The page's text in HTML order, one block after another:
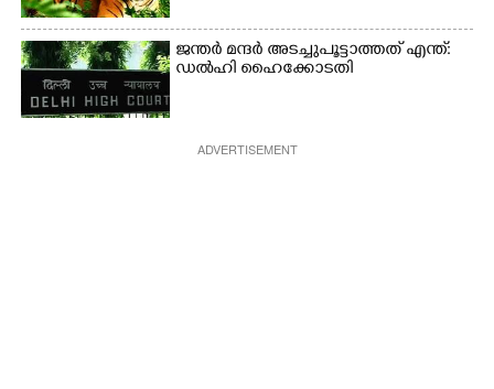
ജന്ത‌‌ർ മന്ദർ അടച്ചുപൂട്ടാത്തത് എന്ത്:
ഡൽഹി ഹൈക്കോടതി
ADVERTISEMENT